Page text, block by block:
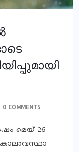
0 COMMENTS
മെയ് 26